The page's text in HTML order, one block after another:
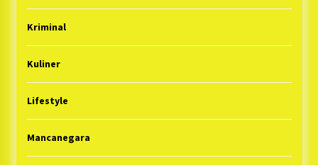
Kriminal
Kuliner
Lifestyle
Mancanegara